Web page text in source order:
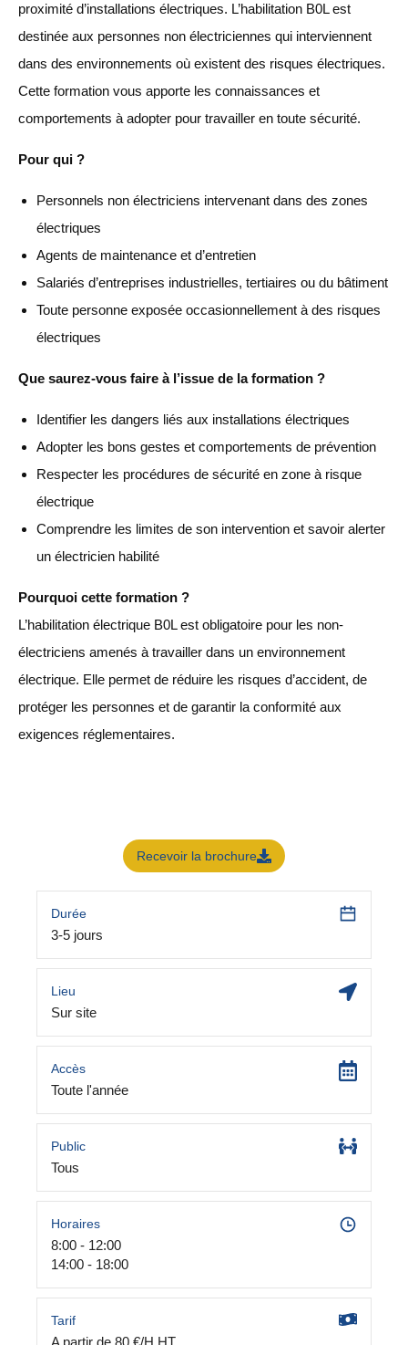
proximité d’installations électriques. L’habilitation B0L est
destinée aux personnes non électriciennes qui interviennent
dans des environnements où existent des risques électriques.
Cette formation vous apporte les connaissances et
comportements à adopter pour travailler en toute sécurité.
Pour qui ?
Personnels non électriciens intervenant dans des zones
électriques
Agents de maintenance et d’entretien
Salariés d’entreprises industrielles, tertiaires ou du bâtiment
Toute personne exposée occasionnellement à des risques
électriques
Que saurez-vous faire à l’issue de la formation ?
Identifier les dangers liés aux installations électriques
Adopter les bons gestes et comportements de prévention
Respecter les procédures de sécurité en zone à risque
électrique
Comprendre les limites de son intervention et savoir alerter
un électricien habilité
Pourquoi cette formation ?
L’habilitation électrique B0L est obligatoire pour les non-
électriciens amenés à travailler dans un environnement
électrique. Elle permet de réduire les risques d’accident, de
protéger les personnes et de garantir la conformité aux
exigences réglementaires.
Recevoir la brochure
Durée
3-5 jours
Lieu
Sur site
Accès
Toute l'année
Public
Tous
Horaires
8:00 - 12:00
14:00 - 18:00
Tarif
A partir de 80 €/H HT